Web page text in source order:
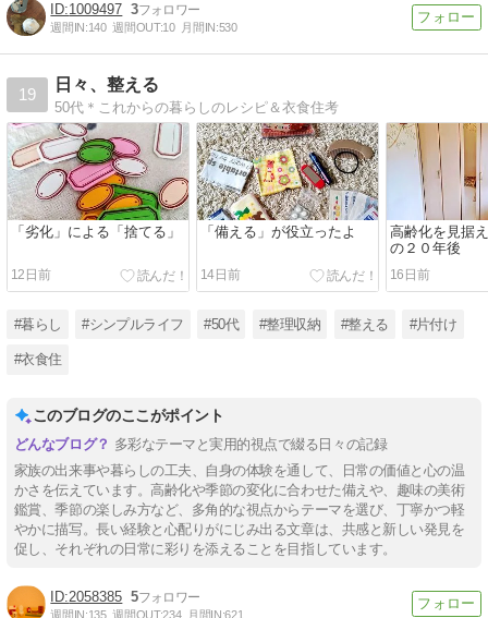
1009497 3
週間IN:140 週間OUT:10 月間IN:530
19
日々、整える
50代＊これからの暮らしのレシピ＆衣食住考
「劣化」による「捨てる」
12日前
「備える」が役立ったよ
14日前
高齢化を見据
の２０年後
16日前
#暮らし #シンプルライフ #50代 #整理収納 #整える #片付け
#衣食住
このブログのここがポイント
多彩なテーマと実用的視点で綴る日々の記録
家族の出来事や暮らしの工夫、自身の体験を通して、日常の価値と心の温
かさを伝えています。高齢化や季節の変化に合わせた備えや、趣味の美術
鑑賞、季節の楽しみ方など、多角的な視点からテーマを選び、丁寧かつ軽
やかに描写。長い経験と心配りがにじみ出る文章は、共感と新しい発見を
促し、それぞれの日常に彩りを添えることを目指しています。
2058385 5
週間IN:135 週間OUT:234 月間IN:621